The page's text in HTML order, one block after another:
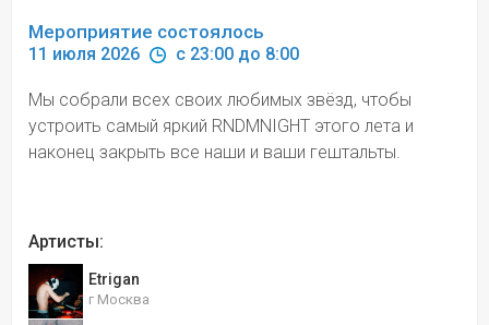
Мероприятие состоялось
11 июля 2026 c 23:00 до 8:00
Мы собрали всех своих любимых звёзд, чтобы
устроить самый яркий RNDMNIGHT этого лета и
наконец закрыть все наши и ваши гештальты.
Артисты:
Etrigan
г Москва